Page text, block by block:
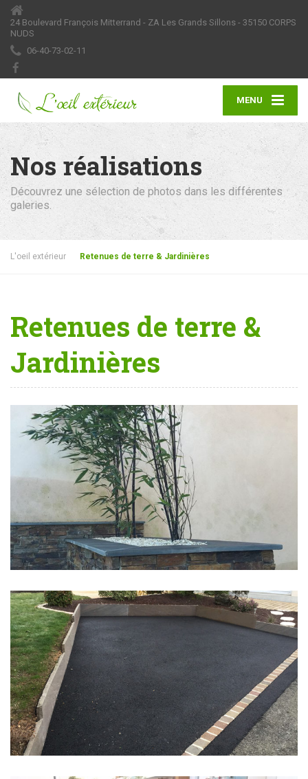
24 Boulevard François Mitterrand - ZA Les Grands Sillons - 35150 CORPS
NUDS
06-40-73-02-11
MENU
Nos réalisations
Découvrez une sélection de photos dans les différentes
galeries.
L'oeil extérieur Retenues de terre & Jardinières
Retenues de terre &
Jardinières